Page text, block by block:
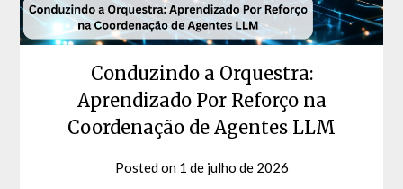
Conduzindo a Orquestra:
Aprendizado Por Reforço na
Coordenação de Agentes LLM
Posted on 1 de julho de 2026